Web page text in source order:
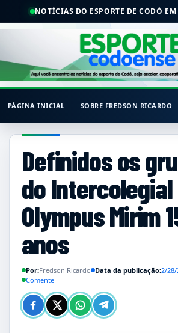
NOTÍCIAS DO ESPORTE DE CODÓ
PÁGINA INICIAL SOBRE FREDSON RICARDO
Definidos os
do Intercolegial
Olympus Mirim
anos
Por:Fredson Ricardo Data da publicação:2/28/
Comente